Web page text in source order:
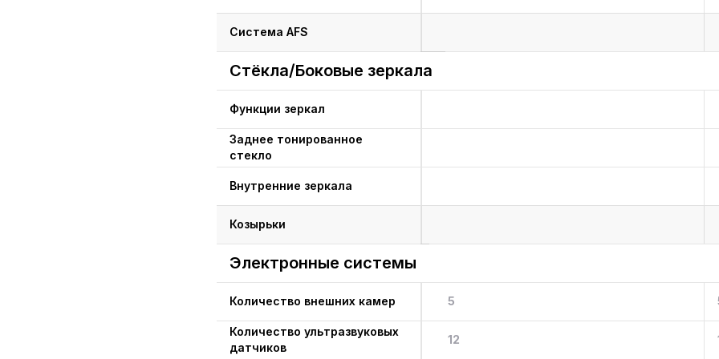
Система AFS
Стёкла/Боковые зеркала
Функции зеркал
Заднее тонированное
стекло
Внутренние зеркала
Козырьки
Электронные системы
Количество внешних камер 5
Количество ультразвуковых
датчиков
12